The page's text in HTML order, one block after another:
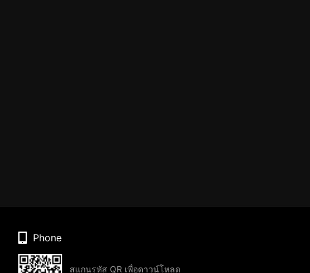
Phone
สแกนรหัส QR เพื่อดาวน์โหลด